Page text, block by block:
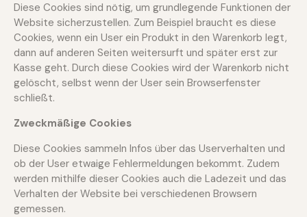
Diese Cookies sind nötig, um grundlegende Funktionen der
Website sicherzustellen. Zum Beispiel braucht es diese
Cookies, wenn ein User ein Produkt in den Warenkorb legt,
dann auf anderen Seiten weitersurft und später erst zur
Kasse geht. Durch diese Cookies wird der Warenkorb nicht
gelöscht, selbst wenn der User sein Browserfenster
schließt.
Zweckmäßige Cookies
Diese Cookies sammeln Infos über das Userverhalten und
ob der User etwaige Fehlermeldungen bekommt. Zudem
werden mithilfe dieser Cookies auch die Ladezeit und das
Verhalten der Website bei verschiedenen Browsern
gemessen.